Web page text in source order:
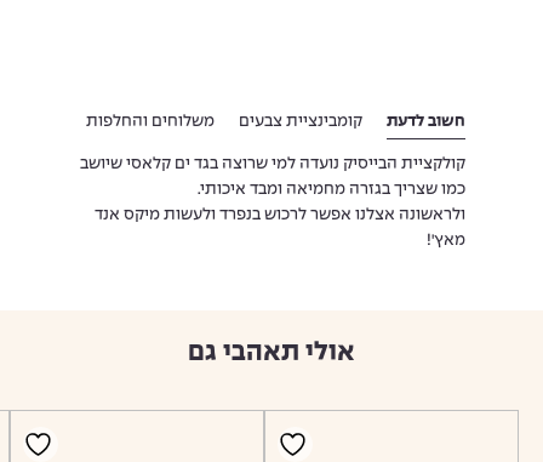
חשוב לדעת קומבינציית צבעים משלוחים והחלפות
קולקציית הבייסיק נועדה למי שרוצה בגד ים קלאסי שיושב
כמו שצריך בגזרה מחמיאה ומבד איכותי.
ולראשונה אצלנו אפשר לרכוש בנפרד ולעשות מיקס אנד
מאץ'!
אולי תאהבי גם